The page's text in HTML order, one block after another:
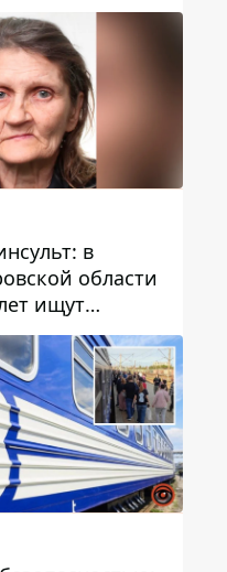
в
области
ищут
женщину